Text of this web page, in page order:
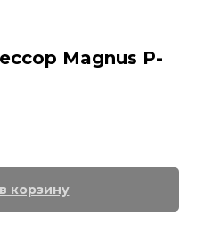
Magnus P-
корзину